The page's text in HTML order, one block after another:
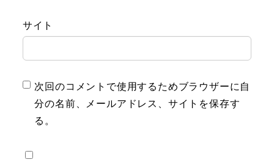
サイト
次回のコメントで使用するためブラウザーに自
分の名前、メールアドレス、サイトを保存す
る。